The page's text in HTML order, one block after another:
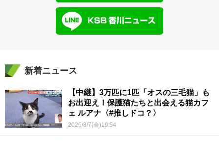
新着ニュース
【中継】3万匹に1匹「オスの三毛猫」も
お出迎え！保護猫たちと出会える猫カフ
ェ ルアナ〈#推しドコ？〉
2026/8/7(金)19:54